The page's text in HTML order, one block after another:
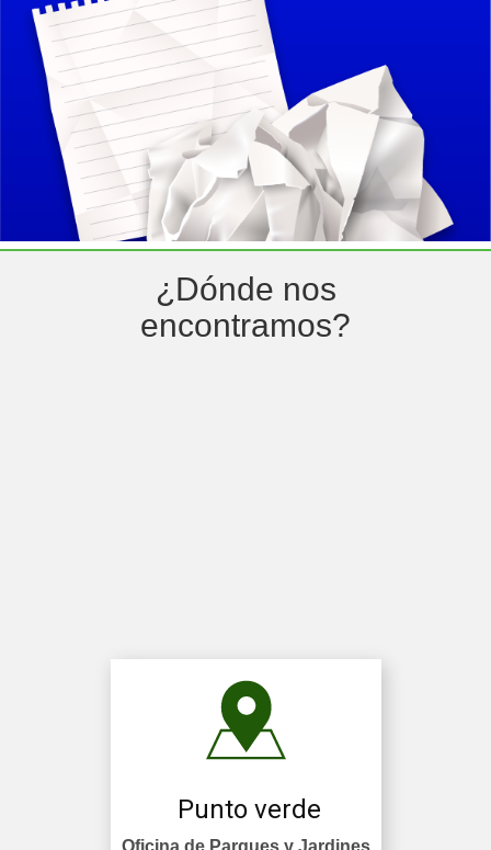
¿Dónde​ nos
encontramos?
Punto verde
Oficina de Parques y Jardines